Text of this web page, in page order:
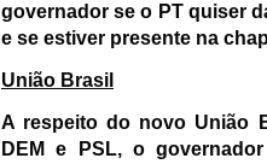
governador se o PT quiser
e se estiver presente na
União Brasil
A respeito do novo União
DEM e PSL, o